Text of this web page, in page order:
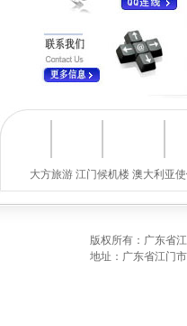
大方旅游 江门候机楼 澳大利亚
版权所有：广东省
地址：广东省江门